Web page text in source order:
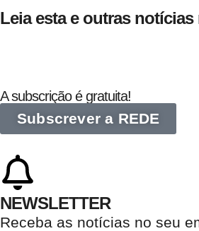
Leia esta e outras notícias
A subscrição é gratuita!
Subscrever a REDE
NEWSLETTER
Receba as notícias no seu